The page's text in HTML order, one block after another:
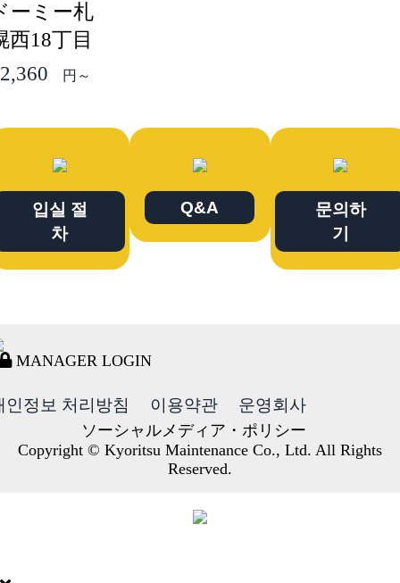
ーミー札
西18丁目
円～
입실 절
차
Q&A
문의하
기
MANAGER LOGIN
인정보 처리방침 이용약관 운영회사
ソーシャルメディア・ポリシー
Copyright © Kyoritsu Maintenance Co., Ltd. All Rights
Reserved.